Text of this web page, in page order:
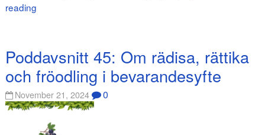
reading
Poddavsnitt 45: Om rädisa, rättika
och fröodling i bevarandesyfte
November 21, 2024 0